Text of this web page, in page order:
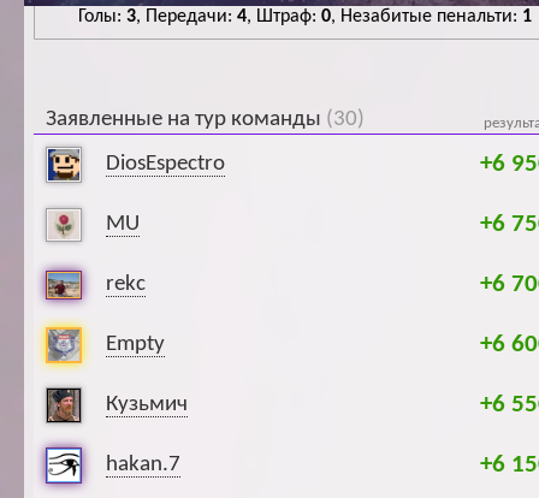
Голы: 3, Передачи: 4, Штраф: 0, Незабитые пенальти: 1
Заявленные на тур команды (30)
DiosEspectro +6
MU +6
rekc +6
Empty +6
Кузьмич +6
hakan.7 +6